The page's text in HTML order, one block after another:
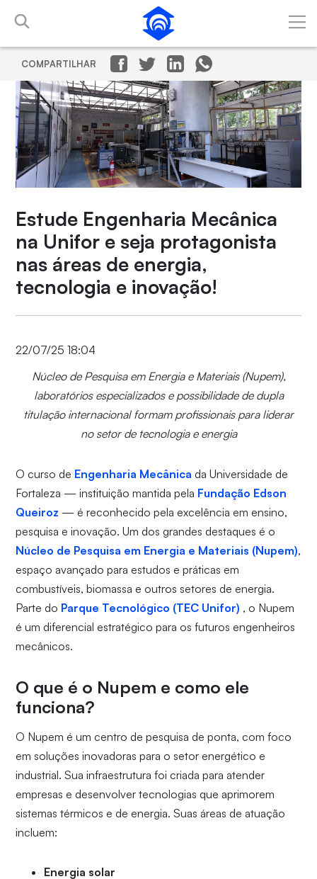
Pular para o Conteúdo principal
COMPARTILHAR
Estude Engenharia Mecânica
na Unifor e seja protagonista
nas áreas de energia,
tecnologia e inovação!
22/07/25 18:04
Núcleo de Pesquisa em Energia e Materiais (Nupem),
laboratórios especializados e possibilidade de dupla
titulação internacional formam profissionais para liderar
no setor de tecnologia e energia
O curso de Engenharia Mecânica da Universidade de
Fortaleza — instituição mantida pela Fundação Edson
Queiroz — é reconhecido pela excelência em ensino,
pesquisa e inovação. Um dos grandes destaques é o
Núcleo de Pesquisa em Energia e Materiais (Nupem),
espaço avançado para estudos e práticas em
combustíveis, biomassa e outros setores de energia.
Parte do Parque Tecnológico (TEC Unifor) , o Nupem
é um diferencial estratégico para os futuros engenheiros
mecânicos.
O que é o Nupem e como ele
funciona?
O Nupem é um centro de pesquisa de ponta, com foco
em soluções inovadoras para o setor energético e
industrial. Sua infraestrutura foi criada para atender
empresas e desenvolver tecnologias que aprimorem
sistemas térmicos e de energia. Suas áreas de atuação
incluem:
Energia solar